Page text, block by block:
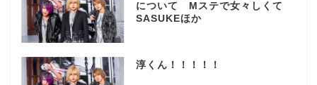
について Mステで女々しくて
SASUKEほか
淳くん！！！！！